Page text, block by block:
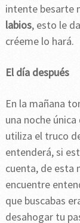
intente besarte
labios, esto le
créeme lo hará.
El día después
En la mañana
una noche
utiliza el truco
entenderá, si
cuenta, de esta
encuentre
que buscabas
desahogar tu